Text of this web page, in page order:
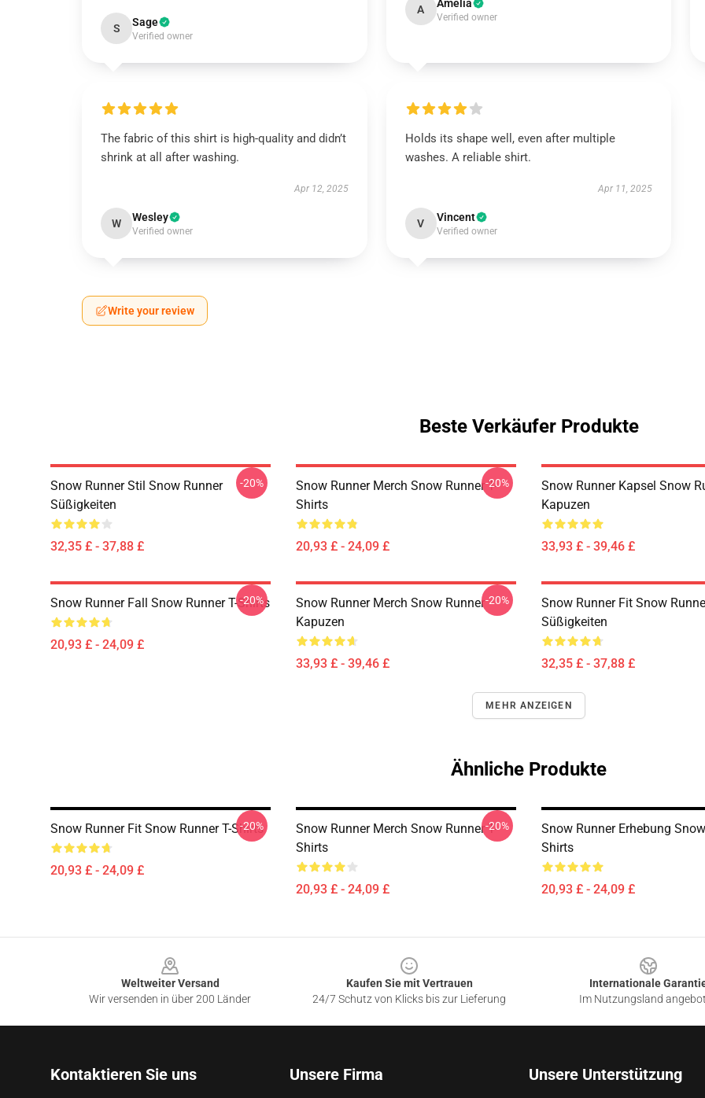
S Sage
Verified owner
A Amelia
Verified owner
The fabric of this shirt is high-quality and didn’t
shrink at all after washing.
Apr 12, 2025
W Wesley
Verified owner
Holds its shape well, even after multiple
washes. A reliable shirt.
Apr 11, 2025
V Vincent
Verified owner
Write your review
Beste Verkäufer Produkte
Snow Runner Stil Snow Runner
Süßigkeiten
32,35 £ - 37,88 £
-20%
Snow Runner Merch Snow Runner T-
Shirts
20,93 £ - 24,09 £
-20%
Snow Runner Kapsel Snow
Kapuzen
33,93 £ - 39,46 £
Snow Runner Fall Snow Runner T-Shirts
20,93 £ - 24,09 £
-20%
Snow Runner Merch Snow Runner
Kapuzen
33,93 £ - 39,46 £
-20%
Snow Runner Fit Snow
Süßigkeiten
32,35 £ - 37,88 £
MEHR ANZEIGEN
Ähnliche Produkte
Snow Runner Fit Snow Runner T-Shirts
20,93 £ - 24,09 £
-20%
Snow Runner Merch Snow Runner T-
Shirts
20,93 £ - 24,09 £
-20%
Snow Runner Erhebung
Shirts
20,93 £ - 24,09 £
Weltweiter Versand
Wir versenden in über 200 Länder
Kaufen Sie mit Vertrauen
24/7 Schutz von Klicks bis zur Lieferung
Internationale
Im Nutzungsland
Kontaktieren Sie uns Unsere Firma Unsere Unterstützung